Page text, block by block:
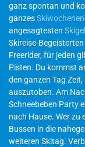
ganz spontan und
ganzes
angesagtesten
Skireise-
Freerider, für jeden
Pisten. Du kommst
den ganzen Tag
auszutoben. Am
Schneebeben Party
nach Hause. Wer zu
Bussen in die
weiteren Skitag.